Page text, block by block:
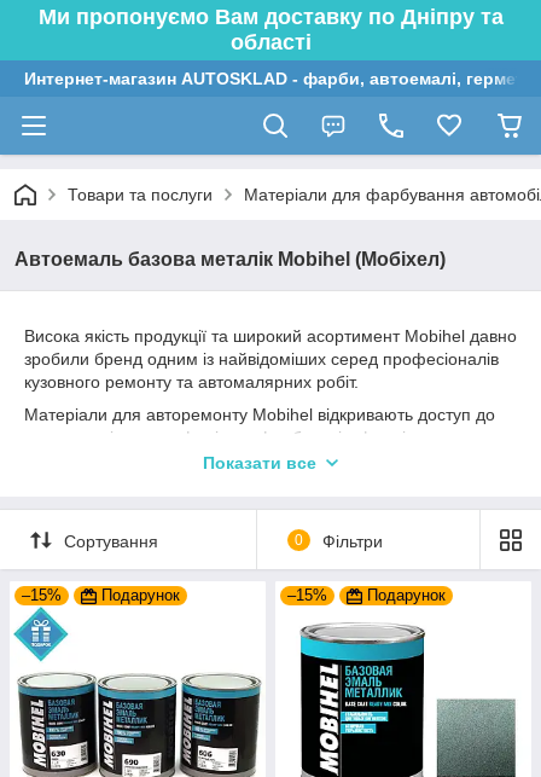
Ми пропонуємо Вам доставку по Дніпру та
області
Интернет-магазин AUTOSKLAD - фарби, автоемалі,
Товари та послуги Матеріали для фарбування
Автоемаль базова металік Mobihel (Мобіхел)
Висока якість продукції та широкий асортимент Mobihel давно
зробили бренд одним із найвідоміших серед професіоналів
кузовного ремонту та автомалярних робіт.
Матеріали для авторемонту Mobihel відкривають доступ до
сучасних рішень у сфері автофарб, лаків, ґрунтів та
допоміжних матеріалів. Продукція бренду успішно
майстернях.
Обираючи Mobihel, ви отримуєте надійний результат ремонту
ультрафіолету та механічних навантажень. Покриття зберігає
насиченість кольору, блиск і привабливий зовнішній вигляд
протягом тривалого часу.
Базова автоемаль Mobihel — це перевірена роками основа
для якісного фарбування автомобілів. Вона відзначається
високою покривною здатністю, стабільністю кольору та
чудовою сумісністю з сучасними лакофарбовими системами.
Коли тисячі майстрів щодня обирають один і той самий
Показати все
Сортування 0 Фільтри
–15% Подарунок –15% Подарунок